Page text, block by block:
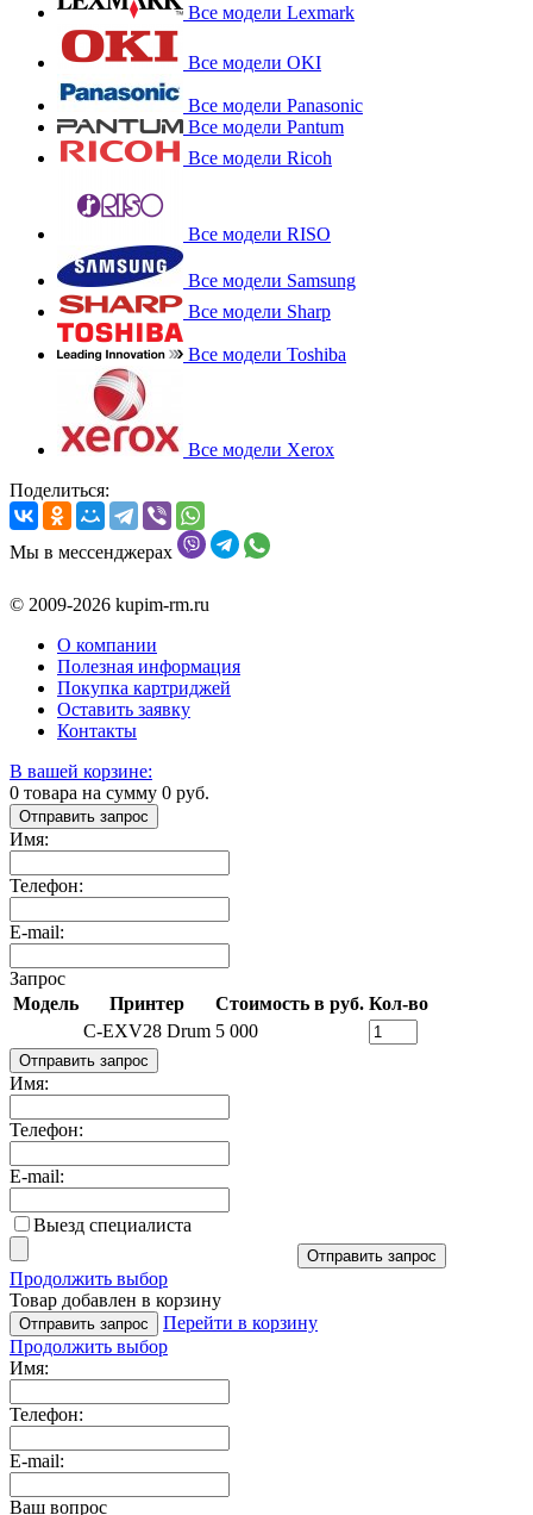
Все модели Lexmark
Все модели OKI
Все модели Panasonic
Все модели Pantum
Все модели Ricoh
Все модели RISO
Все модели Samsung
Все модели Sharp
Все модели Toshiba
Все модели Xerox
Поделиться:
Мы в мессенджерах
© 2009-2026 kupim-rm.ru
О компании
Полезная информация
Покупка картриджей
Оставить заявку
Контакты
В вашей корзине:
0 товара на сумму 0 руб.
Отправить запрос
Имя:
Телефон:
E-mail:
Запрос
Модель
Принтер Стоимость в руб. Кол-во
C-EXV28 Drum 5 000
Отправить запрос
Имя:
Телефон:
E-mail:
Выезд специалиста
Отправить запрос
Продолжить выбор
Товар добавлен в корзину
Отправить запрос
Перейти в корзину
Продолжить выбор
Имя:
Телефон:
E-mail:
Ваш вопрос